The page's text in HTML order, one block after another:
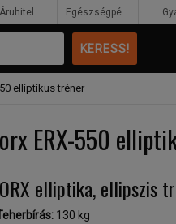
elliptikus tréner
ERX-550
elliptika, ellipszis
130 kg
Áruhitel Egészségpénztár